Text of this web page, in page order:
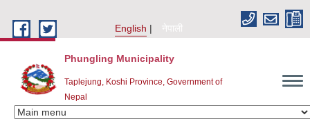
English
नेपाली
Phungling Municipality
Taplejung, Koshi Province, Government of
Nepal